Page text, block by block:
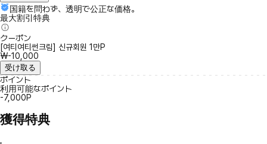
国籍を問わず、透明で公正な価格。
最大割引特典
クーポン
[여티여티썬크림] 신규회원 1만P
₩-10,000
受け取る
ポイント
利用可能なポイント
-7,000P
獲得特典